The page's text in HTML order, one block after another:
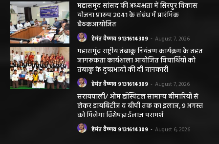
महासमुंद सांसद की अध्यक्षता में सिरपुर विकास
योजना प्रारूप 2041 के संबंध में प्रारंभिक
बैठकआयोजित
हेमंत वैष्णव 9131614309 - August 7, 2026
महासमुंद राष्ट्रीय तंबाकू नियंत्रण कार्यक्रम के तहत
जागरूकता कार्यशाला आयोजित विद्यार्थियों को
तंबाकू के दुष्प्रभावों की दी जानकारी
हेमंत वैष्णव 9131614309 - August 7, 2026
सरायपाली/ ओम हॉस्पिटल सामान्य बीमारियों से
लेकर डायबिटीज व बीपी तक का इलाज, 9 अगस्त
को मिलेगा विशेषज्ञ ईलाज परामर्श
हेमंत वैष्णव 9131614309 - August 6, 2026